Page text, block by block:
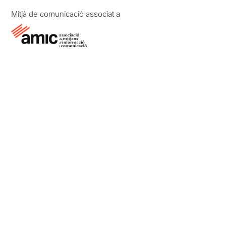
Mitjà de comunicació associat a